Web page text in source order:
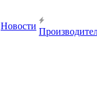
Новости